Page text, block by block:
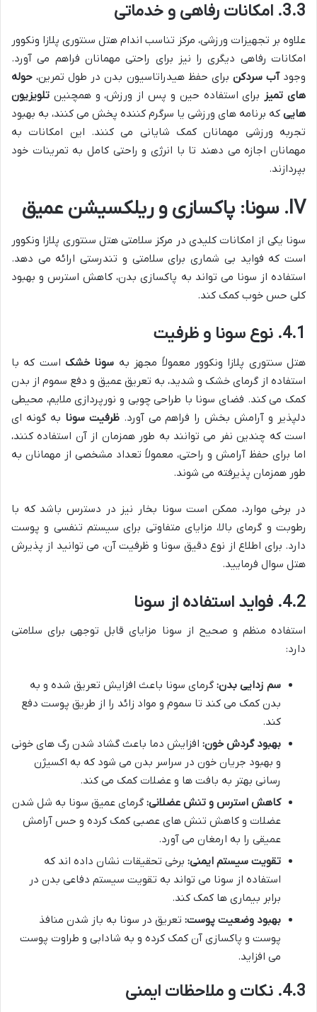
3.3. امکانات رفاهی و خدماتی
علاوه بر تجهیزات ورزشی، مرکز تناسب اندام هتل سنتوری پلازا ونکوور
امکانات رفاهی دیگری را نیز برای راحتی مهمانان فراهم می آورد.
وجودآب سردکن برای حفظ هیدراتاسیون بدن در طول تمرین، حوله
های تمیز برای استفاده حین و پس از ورزش، و همچنین تلویزیون
هایی که برنامه های ورزشی یا سرگرم کننده پخش می کنند، به بهبود
تجربه ورزشی مهمانان کمک شایانی می کنند. این امکانات به
مهمانان اجازه می دهند تا با انرژی و راحتی کامل به تمرینات خود
بپردازند.
IV. سونا: پاکسازی و ریلکسیشن عمیق
سونا یکی از امکانات کلیدی در مرکز سلامتی هتل سنتوری پلازا ونکوور
است که فواید بی شماری برای سلامتی و تندرستی ارائه می دهد.
استفاده از سونا می تواند به پاکسازی بدن، کاهش استرس و بهبود
کلی حس خوب کمک کند.
4.1. نوع سونا و ظرفیت
هتل سنتوری پلازا ونکوور معمولاً مجهز به سونا خشک است که با
استفاده از گرمای خشک و شدید، به تعریق عمیق و دفع سموم از بدن
کمک می کند. فضای سونا با طراحی چوبی و نورپردازی ملایم، محیطی
دلپذیر و آرامش بخش را فراهم می آورد.ظرفیت سونا به گونه ای
است که چندین نفر می توانند به طور همزمان از آن استفاده کنند،
اما برای حفظ آرامش و راحتی، معمولاً تعداد مشخصی از مهمانان به
طور همزمان پذیرفته می شوند.
در برخی موارد، ممکن است سونا بخار نیز در دسترس باشد که با
رطوبت و گرمای بالا، مزایای متفاوتی برای سیستم تنفسی و پوست
دارد. برای اطلاع از نوع دقیق سونا و ظرفیت آن، می توانید از پذیرش
هتل سوال فرمایید.
4.2. فواید استفاده از سونا
استفاده منظم و صحیح از سونا مزایای قابل توجهی برای سلامتی
دارد:
سم زدایی بدن: گرمای سونا باعث افزایش تعریق شده و به
بدن کمک می کند تا سموم و مواد زائد را از طریق پوست دفع
کند.
بهبود گردش خون: افزایش دما باعث گشاد شدن رگ های خونی
و بهبود جریان خون در سراسر بدن می شود که به اکسیژن
رسانی بهتر به بافت ها و عضلات کمک می کند.
کاهش استرس و تنش عضلانی: گرمای عمیق سونا به شل شدن
عضلات و کاهش تنش های عصبی کمک کرده و حس آرامش
عمیقی را به ارمغان می آورد.
تقویت سیستم ایمنی: برخی تحقیقات نشان داده اند که
استفاده از سونا می تواند به تقویت سیستم دفاعی بدن در
برابر بیماری ها کمک کند.
بهبود وضعیت پوست: تعریق در سونا به باز شدن منافذ
پوست و پاکسازی آن کمک کرده و به شادابی و طراوت پوست
می افزاید.
4.3. نکات و ملاحظات ایمنی